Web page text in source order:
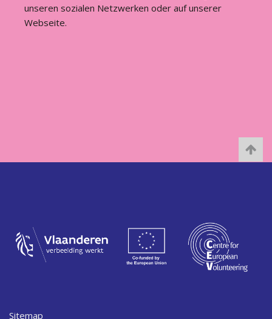
unseren sozialen Netzwerken oder auf unserer
Webseite.
Sitemap